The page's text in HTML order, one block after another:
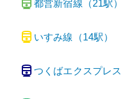
都営新宿線 （21駅）
いすみ線 （14駅）
つくばエクスプレス